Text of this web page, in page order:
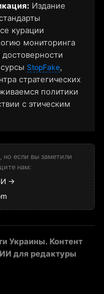
Издание
курации
мониторинга
StopFake,
стратегических
политики
с этическим
если вы заметили
нам:
→
Украины. Контент
для редактуры